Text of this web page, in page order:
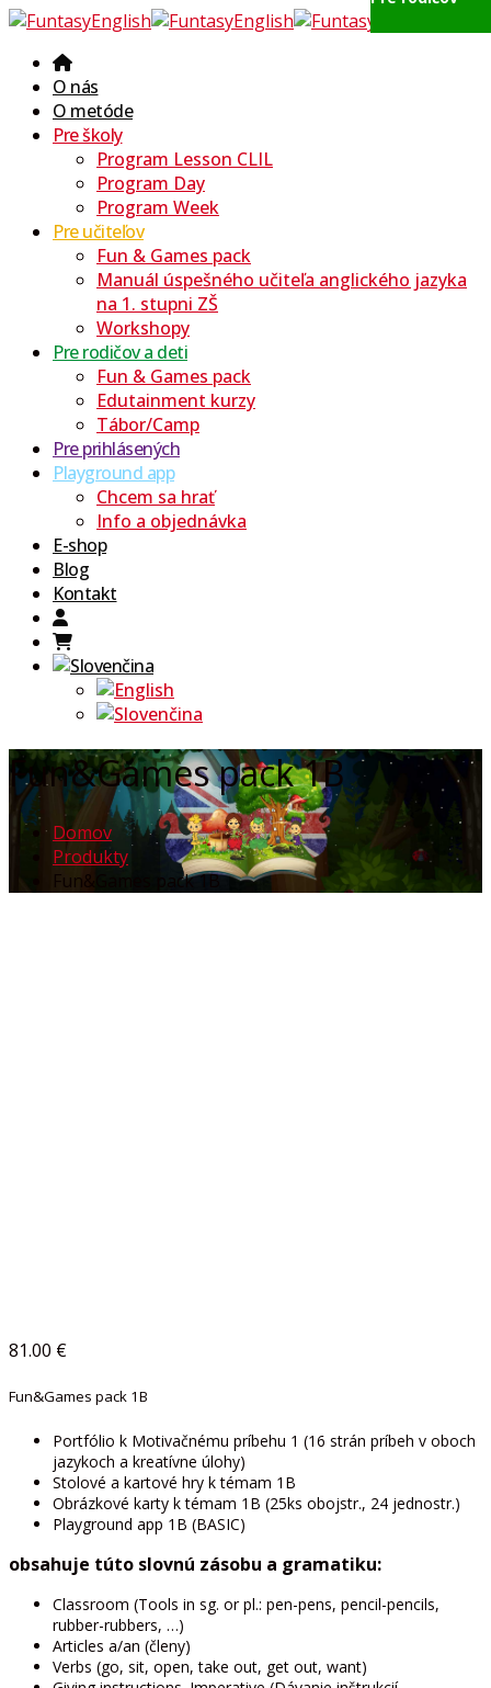
O nás
O metóde
Pre školy
Program Lesson CLIL
Program Day
Program Week
Pre učiteľov
Fun & Games pack
Manuál úspešného učiteľa anglického jazyka
na 1. stupni ZŠ
Workshopy
Pre rodičov a deti
Fun & Games pack
Edutainment kurzy
Tábor/Camp
Pre prihlásených
Playground app
Chcem sa hrať
Info a objednávka
E-shop
Blog
Kontakt
Fun&Games pack 1B
Domov
Produkty
Fun&Games pack 1B
81.00 €
Fun&Games pack 1B
Portfólio k Motivačnému príbehu 1 (16 strán príbeh v oboch
jazykoch a kreatívne úlohy)
Stolové a kartové hry k témam 1B
Obrázkové karty k témam 1B (25ks obojstr., 24 jednostr.)
Playground app 1B (BASIC)
obsahuje túto slovnú zásobu a gramatiku:
Classroom (Tools in sg. or pl.: pen-pens, pencil-pencils,
rubber-rubbers, …)
Articles a/an (členy)
Verbs (go, sit, open, take out, get out, want)